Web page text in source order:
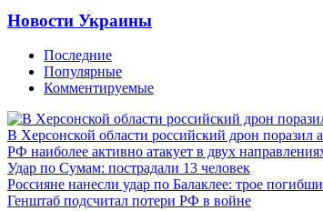
Новости Украины
Последние
Популярные
Комментируемые
В Херсонской области российский дрон поразил
РФ наиболее активно атакует в двух
Удар по Сумам: пострадали 13 человек
Россияне нанесли удар по Балаклее: трое
Генштаб подсчитал потери РФ в войне